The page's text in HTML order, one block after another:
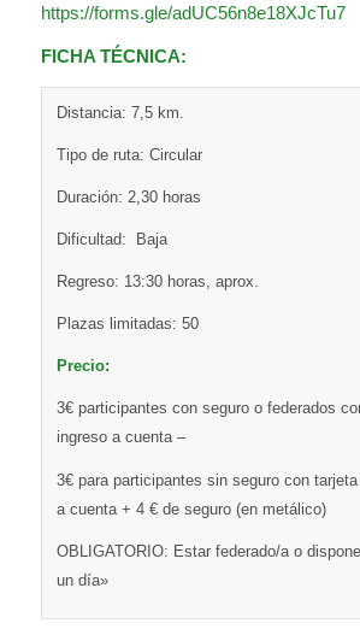
https://forms.gle/adUC56n8e18XJcTu7
FICHA TÉCNICA:
Distancia: 7,5 km.
Tipo de ruta: Circular
Duración: 2,30 horas
Dificultad: Baja
Regreso: 13:30 horas, aprox.
Plazas limitadas: 50
Precio:
3€ participantes con seguro o federados
ingreso a cuenta –
3€ para participantes sin seguro con
a cuenta + 4 € de seguro (en metálico)
OBLIGATORIO: Estar federado/a o
un día»